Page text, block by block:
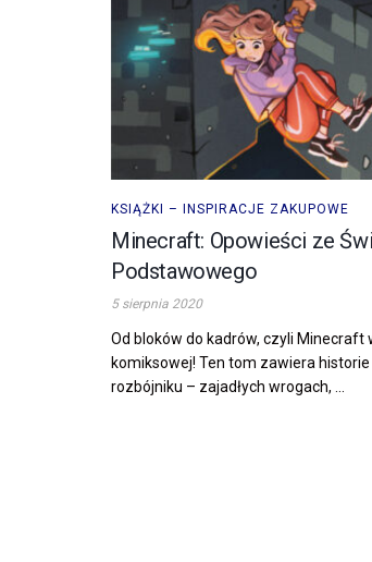
KSIĄŻKI – INSPIRACJE ZAKUPOWE
Minecraft: Opowieści ze
Podstawowego
5 sierpnia 2020
Od bloków do kadrów, czyli Minecraft
komiksowej! Ten tom zawiera
rozbójniku – zajadłych wrogach, ...